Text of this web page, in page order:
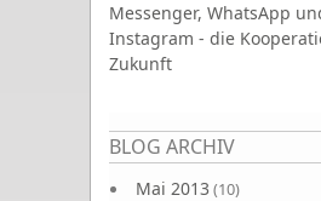
Messenger, WhatsApp
Instagram - die
Zukunft
BLOG ARCHIV
Mai 2013 (10)
Seiten